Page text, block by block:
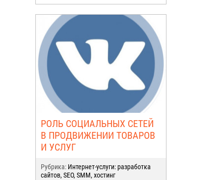
РОЛЬ СОЦИАЛЬНЫХ СЕТЕЙ
В ПРОДВИЖЕНИИ ТОВАРОВ
И УСЛУГ
Рубрика: Интернет-услуги: разработка
сайтов, SEO, SMM, хостинг